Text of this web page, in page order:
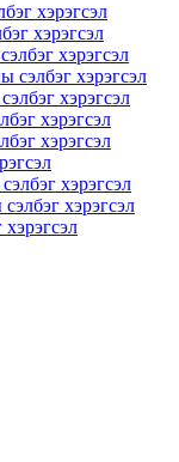
хэрэгсэл
хэрэгсэл
хэрэгсэл
хэрэгсэл
хэрэгсэл
хэрэгсэл
хэрэгсэл
хэрэгсэл
хэрэгсэл